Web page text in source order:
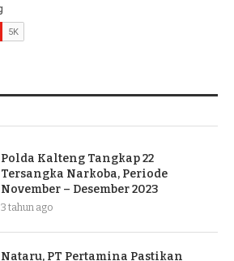
Polda Kalteng Tangkap 22
Tersangka Narkoba, Periode
November – Desember 2023
3 tahun ago
Nataru, PT Pertamina Pastikan